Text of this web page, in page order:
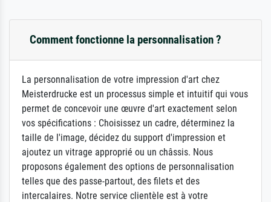
Comment fonctionne la personnalisation ?
La personnalisation de votre impression d'art chez
Meisterdrucke est un processus simple et intuitif qui vous
permet de concevoir une œuvre d'art exactement selon
vos spécifications : Choisissez un cadre, déterminez la
taille de l'image, décidez du support d'impression et
ajoutez un vitrage approprié ou un châssis. Nous
proposons également des options de personnalisation
telles que des passe-partout, des filets et des
intercalaires. Notre service clientèle est à votre